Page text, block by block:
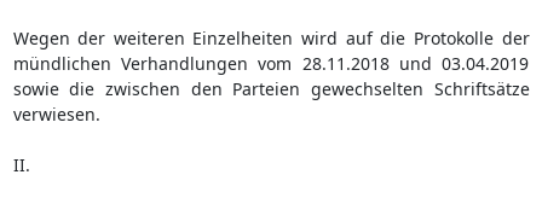
Wegen der weiteren Einzelheiten wird auf die Protokolle der
mündlichen Verhandlungen vom 28.11.2018 und 03.04.2019
sowie die zwischen den Parteien gewechselten Schriftsätze
verwiesen.
II.